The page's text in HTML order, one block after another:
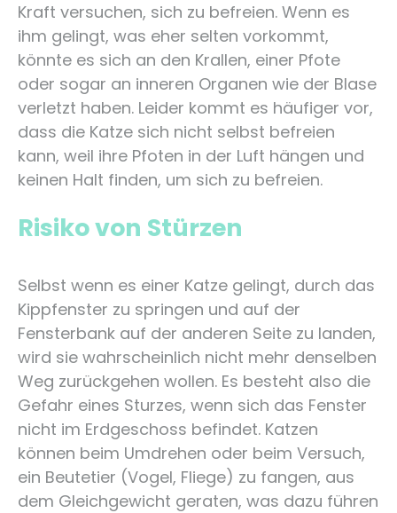
Kraft versuchen, sich zu befreien. Wenn es
ihm gelingt, was eher selten vorkommt,
könnte es sich an den Krallen, einer Pfote
oder sogar an inneren Organen wie der Blase
verletzt haben. Leider kommt es häufiger vor,
dass die Katze sich nicht selbst befreien
kann, weil ihre Pfoten in der Luft hängen und
keinen Halt finden, um sich zu befreien.
Risiko von Stürzen
Selbst wenn es einer Katze gelingt, durch das
Kippfenster zu springen und auf der
Fensterbank auf der anderen Seite zu landen,
wird sie wahrscheinlich nicht mehr denselben
Weg zurückgehen wollen. Es besteht also die
Gefahr eines Sturzes, wenn sich das Fenster
nicht im Erdgeschoss befindet. Katzen
können beim Umdrehen oder beim Versuch,
ein Beutetier (Vogel, Fliege) zu fangen, aus
dem Gleichgewicht geraten, was dazu führen